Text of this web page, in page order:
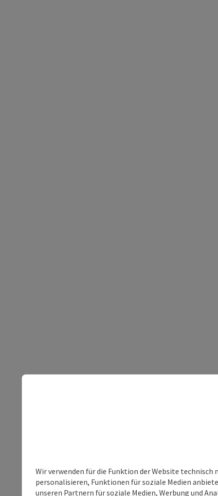
Wir verwenden für die Funktion der Website
personalisieren, Funktionen für soziale Medien
unseren Partnern für soziale Medien, Werbung und